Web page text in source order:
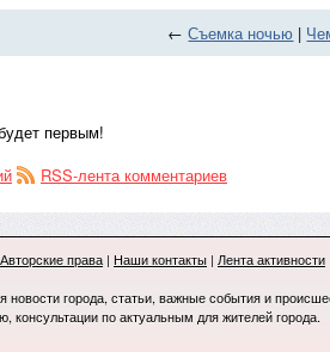
←Съемка ночью |
первым!
RSS-лента комментариев
Авторские права | Наши контакты | Лента активности
новости города, статьи, важные события и
консультации по актуальным для жителей города.